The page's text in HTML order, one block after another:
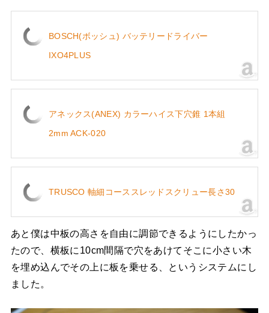
BOSCH(ボッシュ) バッテリードライバー
IXO4PLUS
アネックス(ANEX) カラーハイス下穴錐 1本組
2mm ACK-020
TRUSCO 軸細コーススレッドスクリュー長さ30
あと僕は中板の高さを自由に調節できるようにしたかっ
たので、横板に10cm間隔で穴をあけてそこに小さい木
を埋め込んでその上に板を乗せる、というシステムにし
ました。